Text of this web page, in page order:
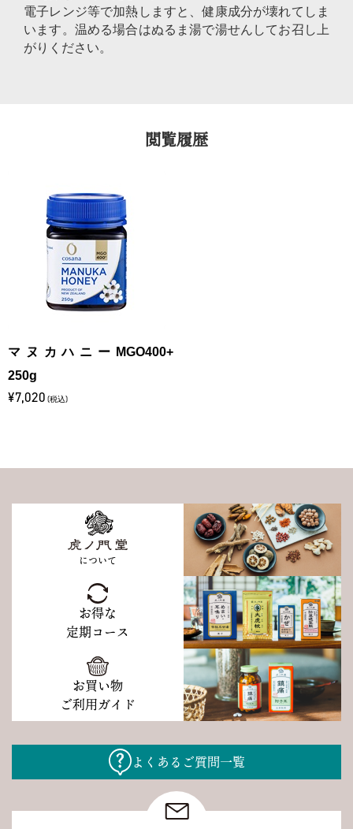
電子レンジ等で加熱しますと、健康成分が壊れてしま
います。温める場合はぬるま湯で湯せんしてお召し上
がりください。
閲覧履歴
マヌカハニーMGO400+
250g
¥7,020 (税込)
について
お得な
定期コース
お買い物
ご利用ガイド
よくあるご質問一覧